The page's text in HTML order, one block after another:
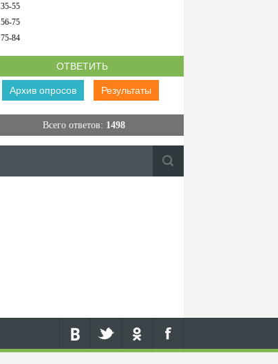
35-55
56-75
75-84
Архив опросов Результаты
Всего ответов: 1498